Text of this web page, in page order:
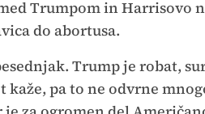
Trumpom in
do abortusa.
Trump je robat,
kaže, pa to ne odvrne